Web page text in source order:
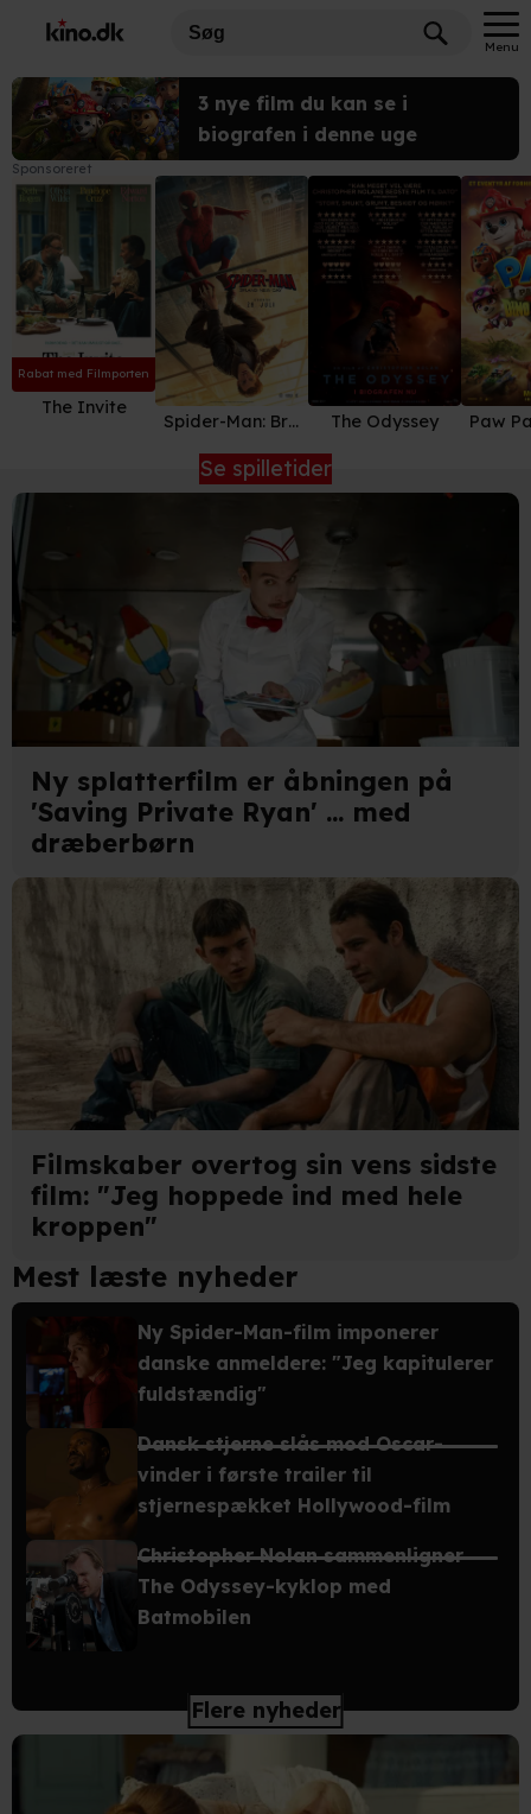
Menu
3 nye film du kan se i
biografen i denne uge
Rabat med Filmporten
The Invite
Sponsoreret
Spider-Man: Brand New Day The Odyssey
Se spilletider
Ny splatterfilm er åbningen på
'Saving Private Ryan' ... med
dræberbørn
Filmskaber overtog sin vens sidste
film: "Jeg hoppede ind med hele
kroppen"
Mest læste nyheder
Ny Spider-Man-film imponerer
danske anmeldere: "Jeg kapitulerer
fuldstændig"
Dansk stjerne slås mod Oscar-
vinder i første trailer til
stjernespækket Hollywood-film
Christopher Nolan sammenligner
The Odyssey-kyklop med
Batmobilen
Flere nyheder